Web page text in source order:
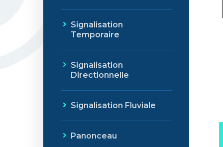
Signalisation
Temporaire
Signalisation
Directionnelle
Signalisation Fluviale
Panonceau